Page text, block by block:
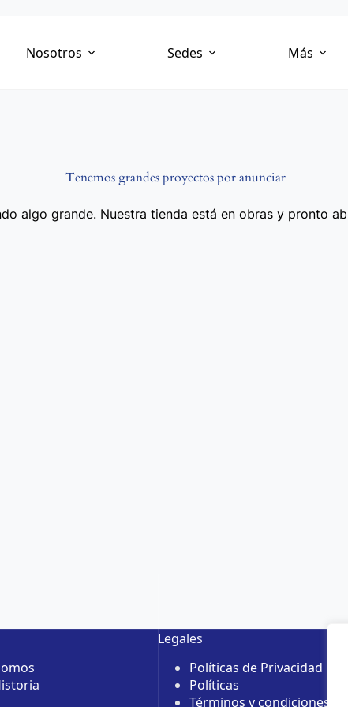
Nosotros Sedes Más
Tenemos grandes proyectos por anunciar
algo grande. Nuestra tienda está en obras y pronto
Legales
Políticas de Privacidad
Políticas
Términos y condiciones